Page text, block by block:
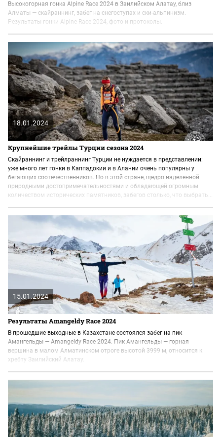
Высокогорная гонка Alpine Race 2024 в Заилийском Алатау, близ
Алматы — скайраннинг, забег на снегоступах и ски-альпинизм.
Результаты гонки Alpine Race 2024, фото и протоколы.
18.01.2024
Крупнейшие трейлы Турции сезона 2024
Скайраннинг и трейлраннинг Турции не нуждается в представлении:
уже много лет гонки в Каппадокии и в Алании очень популярны у
бегающих соотечественников. Но в этой стране, щедро наделенной
природными достопримечательностями и обладающей огромным
количеством исторических памятников, забегов столько, что выбрать...
15.01.2024
Результаты Amangeldy Race 2024
В прошедшие выходные в Казахстане состоялся забег на пик
Амангельды — Amangeldy Race 2024. Пик Амангельды — горная
вершина в малом Алматинском отроге высотой 3999 м, относится к
хребту Заилийский Алатау.